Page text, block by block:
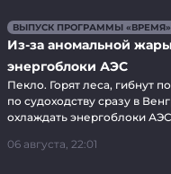
ВЫПУСК ПРОГРАММЫ «ВРЕМЯ»
Из-за аномальной
энергоблоки АЭС
Пекло. Горят леса, гибнут
по судоходству сразу в
охлаждать энергоблоки
06 августа, 22:01